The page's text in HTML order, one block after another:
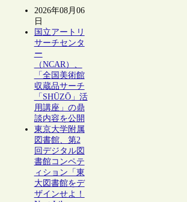
2026年08月06
日
国立アートリ
サーチセンタ
ー
（NCAR）、
「全国美術館
収蔵品サーチ
「SHŪZŌ」活
用講座」の鼎
談内容を公開
東京大学附属
図書館、第2
回デジタル図
書館コンペテ
ィション「東
大図書館をデ
ザインせよ！